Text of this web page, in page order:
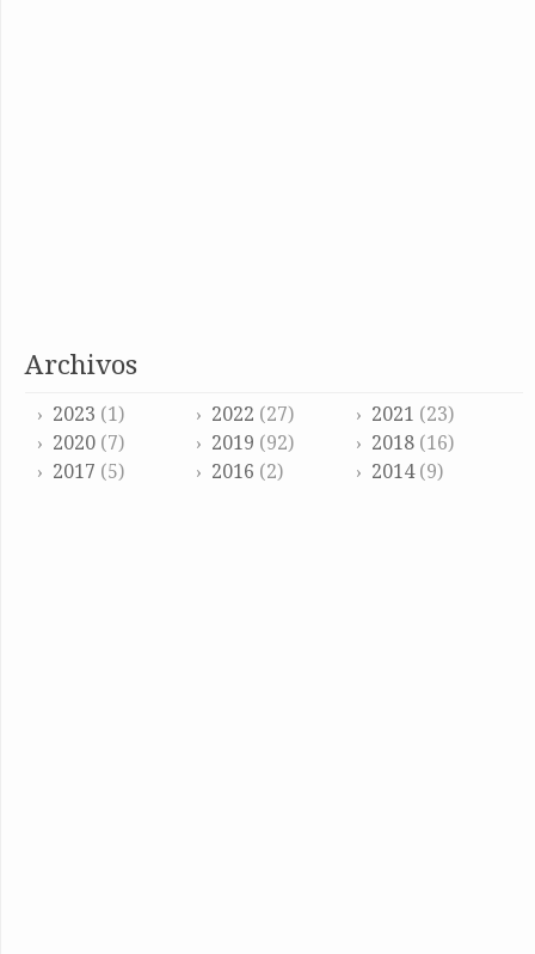
archivos
2023 (1) 2022 (27) 2021 (23)
2020 (7) 2019 (92) 2018(16)
2017 (5) 2016 (2) 2014(9)